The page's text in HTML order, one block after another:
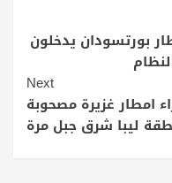
بورتسودان يدخلون
Next
شخص جراء امطار غزيرة مصحوبة
ليبا شرق جبل مرة